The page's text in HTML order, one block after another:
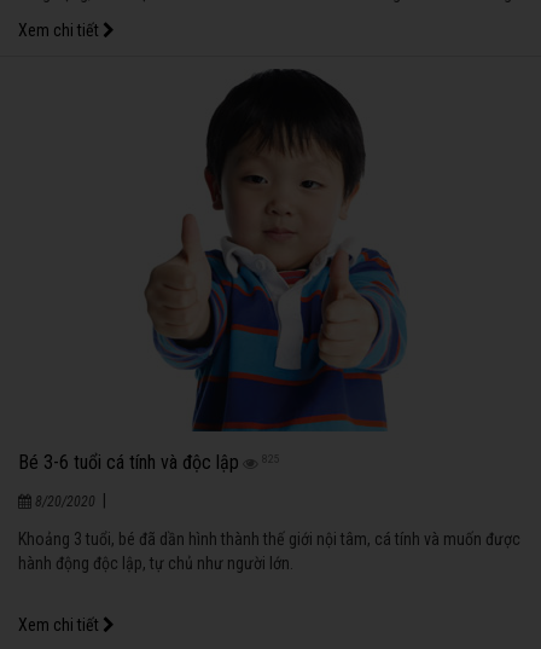
người xung quanh.
Xem chi tiết
Bé 3-6 tuổi cá tính và độc lập 825
8/20/2020
Khoảng 3 tuổi, bé đã dần hình thành thế giới nội tâm, cá tính và muốn được
hành động độc lập, tự chủ như người lớn.
Xem chi tiết